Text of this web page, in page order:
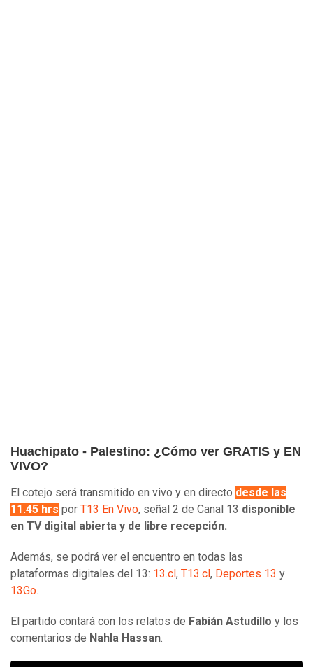
Huachipato - Palestino: ¿Cómo ver GRATIS y EN
VIVO?
El cotejo será transmitido en vivo y en directo desde las
11.45 hrs por T13 En Vivo, señal 2 de Canal 13 disponible
en TV digital abierta y de libre recepción.
Además, se podrá ver el encuentro en todas las
plataformas digitales del 13: 13.cl, T13.cl, Deportes 13 y
13Go
El partido contará con los relatos de Fabián Astudillo y los
comentarios de Nahla Hassan